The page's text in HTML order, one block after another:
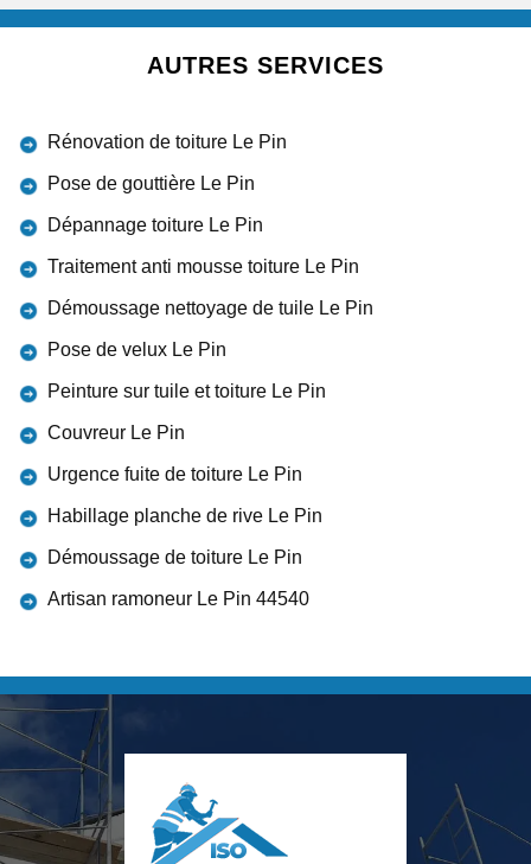
AUTRES SERVICES
Rénovation de toiture Le Pin
Pose de gouttière Le Pin
Dépannage toiture Le Pin
Traitement anti mousse toiture Le Pin
Démoussage nettoyage de tuile Le Pin
Pose de velux Le Pin
Peinture sur tuile et toiture Le Pin
Couvreur Le Pin
Urgence fuite de toiture Le Pin
Habillage planche de rive Le Pin
Démoussage de toiture Le Pin
Artisan ramoneur Le Pin 44540